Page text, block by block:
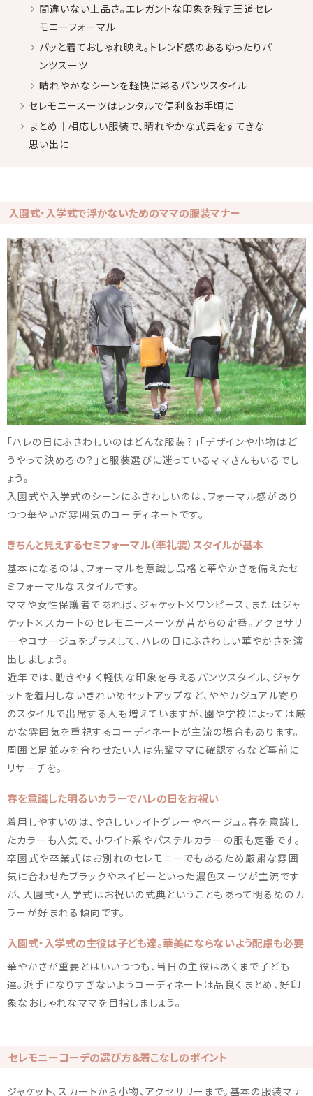
間違いない上品さ。エレガントな印象を残す王道セレ
モニーフォーマル
パッと着ておしゃれ映え。トレンド感のあるゆったりパ
ンツスーツ
晴れやかなシーンを軽快に彩るパンツスタイル
セレモニースーツはレンタルで便利＆お手頃に
まとめ｜相応しい服装で、晴れやかな式典をすてきな
思い出に
入園式・入学式で浮かないためのママの服装マナー
「ハレの日にふさわしいのはどんな服装？」「デザインや小物はど
うやって決めるの？」と服装選びに迷っているママさんもいるでし
ょう。
入園式や入学式のシーンにふさわしいのは、フォーマル感があり
つつ華やいだ雰囲気のコーディネートです。
きちんと見えするセミフォーマル（準礼装）スタイルが基本
基本になるのは、フォーマルを意識し品格と華やかさを備えたセ
ミフォーマルなスタイルです。
ママや女性保護者であれば、ジャケット×ワンピース、またはジャ
ケット×スカートのセレモニースーツが昔からの定番。アクセサリ
ーやコサージュをプラスして、ハレの日にふさわしい華やかさを演
出しましょう。
近年では、動きやすく軽快な印象を与えるパンツスタイル、ジャケ
ットを着用しないきれいめセットアップなど、ややカジュアル寄り
のスタイルで出席する人も増えていますが、園や学校によっては厳
かな雰囲気を重視するコーディネートが主流の場合もあります。
周囲と足並みを合わせたい人は先輩ママに確認するなど事前に
リサーチを。
春を意識した明るいカラーでハレの日をお祝い
着用しやすいのは、やさしいライトグレーやベージュ。春を意識し
たカラーも人気で、ホワイト系やパステルカラーの服も定番です。
卒園式や卒業式はお別れのセレモニーでもあるため厳粛な雰囲
気に合わせたブラックやネイビーといった濃色スーツが主流です
が、入園式・入学式はお祝いの式典ということもあって明るめのカ
ラーが好まれる傾向です。
入園式・入学式の主役は子ども達。華美にならないよう配慮も必要
華やかさが重要とはいいつつも、当日の主役はあくまで子ども
達。派手になりすぎないようコーディネートは品良くまとめ、好印
象なおしゃれなママを目指しましょう。
セレモニーコーデの選び方＆着こなしのポイント
ジャケット、スカートから小物、アクセサリーまで。基本の服装マナ